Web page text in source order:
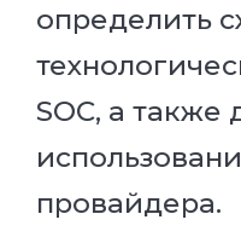
определить
SOC, а также
провайдера.